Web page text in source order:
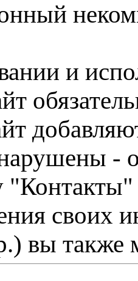
и
-
"Контакты"
своих
вы также